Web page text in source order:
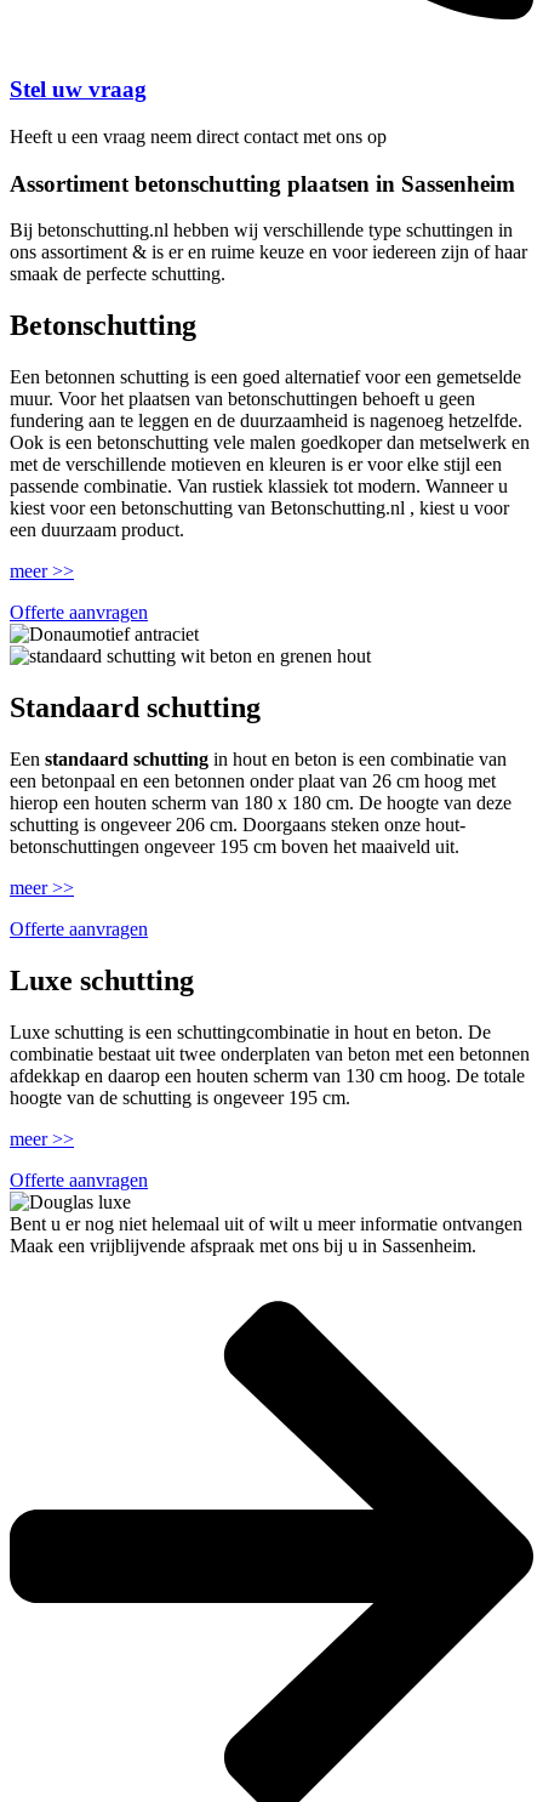
Stel uw vraag
Heeft u een vraag neem direct contact met ons op
Assortiment betonschutting plaatsen in Sassenheim
Bij betonschutting.nl hebben wij verschillende type schuttingen in
ons assortiment & is er en ruime keuze en voor iedereen zijn of haar
smaak de perfecte schutting.
Betonschutting
Een betonnen schutting is een goed alternatief voor een gemetselde
muur. Voor het plaatsen van betonschuttingen behoeft u geen
fundering aan te leggen en de duurzaamheid is nagenoeg hetzelfde.
Ook is een betonschutting vele malen goedkoper dan metselwerk en
met de verschillende motieven en kleuren is er voor elke stijl een
passende combinatie. Van rustiek klassiek tot modern. Wanneer u
kiest voor een betonschutting van Betonschutting.nl , kiest u voor
een duurzaam product.
meer >>
Offerte aanvragen
Standaard schutting
Een standaard schutting in hout en beton is een combinatie van
een betonpaal en een betonnen onder plaat van 26 cm hoog met
hierop een houten scherm van 180 x 180 cm. De hoogte van deze
schutting is ongeveer 206 cm. Doorgaans steken onze hout-
betonschuttingen ongeveer 195 cm boven het maaiveld uit.
meer >>
Offerte aanvragen
Luxe schutting
Luxe schutting is een schuttingcombinatie in hout en beton. De
combinatie bestaat uit twee onderplaten van beton met een betonnen
afdekkap en daarop een houten scherm van 130 cm hoog. De totale
hoogte van de schutting is ongeveer 195 cm.
meer >>
Offerte aanvragen
Bent u er nog niet helemaal uit of wilt u meer informatie ontvangen
Maak een vrijblijvende afspraak met ons bij u in Sassenheim.